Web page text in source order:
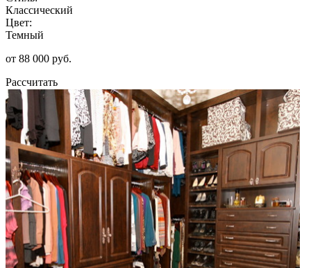
Классический
Цвет:
Темный
от 88 000 руб.
Рассчитать